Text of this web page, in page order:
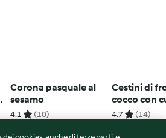
Corona pasquale al
sesamo
4.1 (10)
Cestini di
cocco con
limone
4.7 (14)